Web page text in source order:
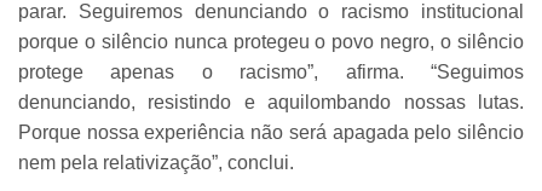
parar. Seguiremos denunciando o racismo institucional
porque o silêncio nunca protegeu o povo negro, o silêncio
protege apenas o racismo”, afirma. “Seguimos
denunciando, resistindo e aquilombando nossas lutas.
Porque nossa experiência não será apagada pelo silêncio
nem pela relativização”, conclui.